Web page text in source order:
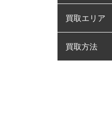
買取エリア
買取方法